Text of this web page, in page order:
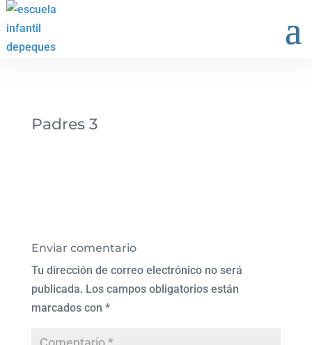
Padres 3
Enviar comentario
Tu dirección de correo electrónico no será
publicada. Los campos obligatorios están
marcados con *